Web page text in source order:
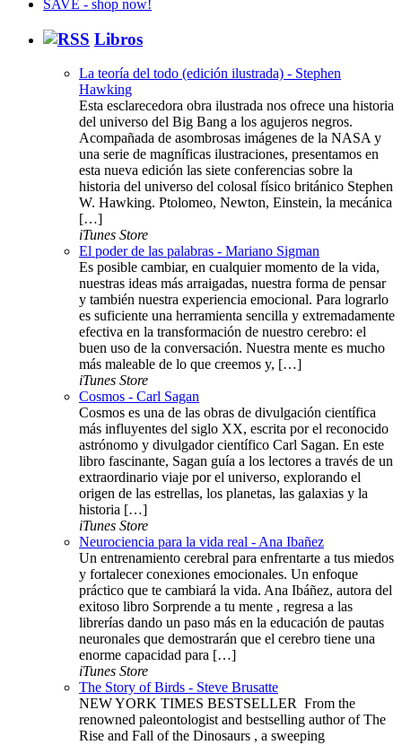
Libros
La teoría del todo (edición ilustrada) - Stephen
Hawking
Esta esclarecedora obra ilustrada nos ofrece una historia
del universo del Big Bang a los agujeros negros.
Acompañada de asombrosas imágenes de la NASA y
una serie de magníficas ilustraciones, presentamos en
esta nueva edición las siete conferencias sobre la
historia del universo del colosal físico británico Stephen
W. Hawking. Ptolomeo, Newton, Einstein, la mecánica
[…]
iTunes Store
El poder de las palabras - Mariano Sigman
Es posible cambiar, en cualquier momento de la vida,
nuestras ideas más arraigadas, nuestra forma de pensar
y también nuestra experiencia emocional. Para lograrlo
es suficiente una herramienta sencilla y extremadamente
efectiva en la transformación de nuestro cerebro: el
buen uso de la conversación. Nuestra mente es mucho
más maleable de lo que creemos y, […]
iTunes Store
Cosmos - Carl Sagan
Cosmos es una de las obras de divulgación científica
más influyentes del siglo XX, escrita por el reconocido
astrónomo y divulgador científico Carl Sagan. En este
libro fascinante, Sagan guía a los lectores a través de un
extraordinario viaje por el universo, explorando el
origen de las estrellas, los planetas, las galaxias y la
historia […]
iTunes Store
Neurociencia para la vida real - Ana Ibañez
Un entrenamiento cerebral para enfrentarte a tus miedos
y fortalecer conexiones emocionales. Un enfoque
práctico que te cambiará la vida. Ana Ibáñez, autora del
exitoso libro Sorprende a tu mente , regresa a las
librerías dando un paso más en la educación de pautas
neuronales que demostrarán que el cerebro tiene una
enorme capacidad para […]
iTunes Store
The Story of Birds - Steve Brusatte
NEW YORK TIMES BESTSELLER ​​​ From the
renowned paleontologist and bestselling author of The
Rise and Fall of the Dinosaurs , a sweeping